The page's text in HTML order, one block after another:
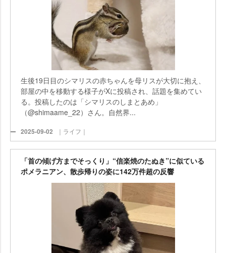
生後19日目のシマリスの赤ちゃんを母リスが大切に抱え、
部屋の中を移動する様子がXに投稿され、話題を集めてい
る。投稿したのは「シマリスのしまとあめ」
（@shimaame_22）さん。自然界...
2025-09-02 ｜ライフ｜
「首の傾げ方までそっくり」“信楽焼のたぬき”に似ている
ポメラニアン、散歩帰りの姿に142万件超の反響